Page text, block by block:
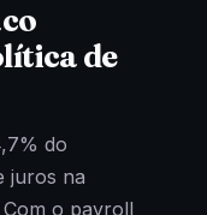
de
do
juros na
o payroll